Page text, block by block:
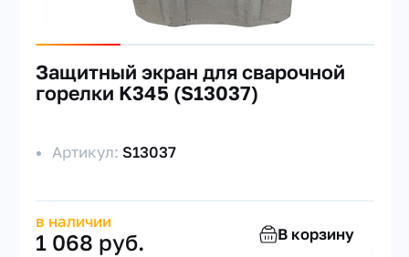
Защитный экран для сварочной
горелки K345 (S13037)
Артикул: S13037
в наличии
1 068 руб. В корзину